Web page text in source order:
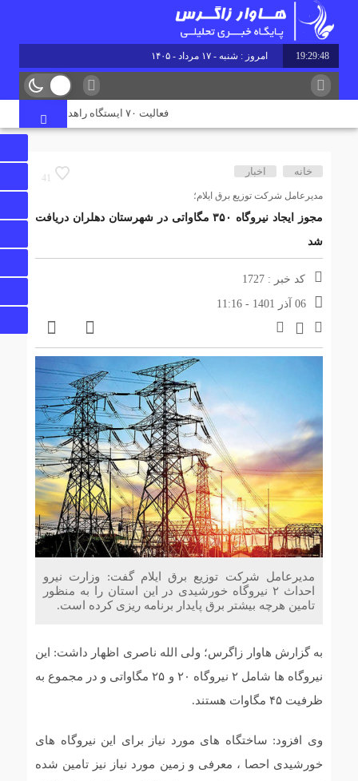
19:29:49 امروز : شنبه - ۱۷ مرداد - ۱۴۰۵
فعالیت ۷۰ ایستگاه راهداری در جاده‌های ایلام همزمان با تردد زائران اربعین
41
خانه اخبار
مدیرعامل شرکت توزیع برق ایلام؛
مجوز ایجاد نیروگاه ۳۵۰ مگاواتی در شهرستان دهلران دریافت
شد
کد خبر : 1727
06 آذر 1401 - 11:16
مدیرعامل شرکت توزیع برق ایلام گفت: وزارت نیرو
احداث ۲ نیروگاه خورشیدی در این استان را به منظور
تامین هرچه بیشتر برق پایدار برنامه ریزی کرده است.
به گزارش هاوار زاگرس؛ ولی الله ناصری اظهار داشت: این
نیروگاه ها شامل ۲ نیروگاه ۲۰ و ۲۵ مگاواتی و در مجموع به
ظرفیت ۴۵ مگاوات هستند.
وی افزود: ساختگاه های مورد نیاز برای این نیروگاه های
خورشیدی احصا ، معرفی و زمین مورد نیاز نیز تامین شده